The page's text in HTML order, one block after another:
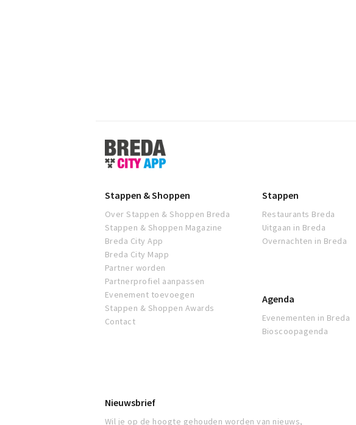
Stappen
&
Shoppen
Stappen & Shoppen
Over Stappen & Shoppen Breda
Stappen & Shoppen Magazine
Breda City App
Breda City Mapp
Partner worden
Partnerprofiel aanpassen
Evenement toevoegen
Stappen & Shoppen Awards
Contact
Stappen
Restaurants Breda
Uitgaan in Breda
Overnachten in Breda
Agenda
Evenementen in Breda
Bioscoopagenda
Nieuwsbrief
Wil je op de hoogte gehouden worden van nieuws,